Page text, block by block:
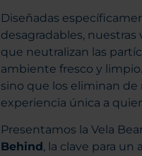
Diseñadas
desagradables,
que neutralizan las
ambiente fresco y
sino que los eliminan
experiencia única a
Presentamos la Vela
Behind , la clave para